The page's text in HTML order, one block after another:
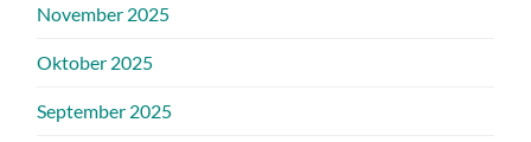
November 2025
Oktober 2025
September 2025